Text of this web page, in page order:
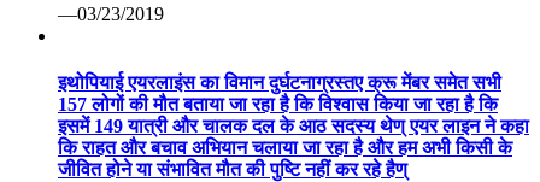
—03/23/2019
इथोपियाई एयरलाइंस का विमान दुर्घटनाग्रस्तए क्रू मेंबर समेत सभी
157 लोगों की मौत बताया जा रहा है कि विश्वास किया जा रहा है कि
इसमें 149 यात्री और चालक दल के आठ सदस्य थेण् एयर लाइन ने कहा
कि राहत और बचाव अभियान चलाया जा रहा है और हम अभी किसी के
जीवित होने या संभावित मौत की पुष्टि नहीं कर रहे हैण्